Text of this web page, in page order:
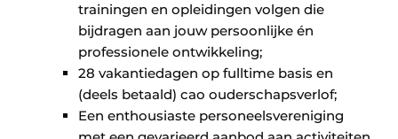
trainingen en opleidingen volgen die
bijdragen aan jouw persoonlijke én
professionele ontwikkeling;
28 vakantiedagen op fulltime basis en
(deels betaald) cao ouderschapsverlof;
Een enthousiaste personeelsvereniging